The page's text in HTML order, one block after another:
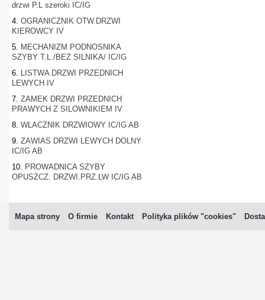
drzwi P.L szeroki IC/IG
4. OGRANICZNIK OTW.DRZWI
KIEROWCY IV
5. MECHANIZM PODNOSNIKA
SZYBY T.L./BEZ SILNIKA/ IC/IG
6. LISTWA DRZWI PRZEDNICH
LEWYCH IV
7. ZAMEK DRZWI PRZEDNICH
PRAWYCH Z SILOWNIKIEM IV
8. WLACZNIK DRZWIOWY IC/IG AB
9. ZAWIAS DRZWI LEWYCH DOLNY
IC/IG AB
10. PROWADNICA SZYBY
OPUSZCZ. DRZWI.PRZ.LW IC/IG AB
Mapa strony O firmie Kontakt Polityka plików "cookies"